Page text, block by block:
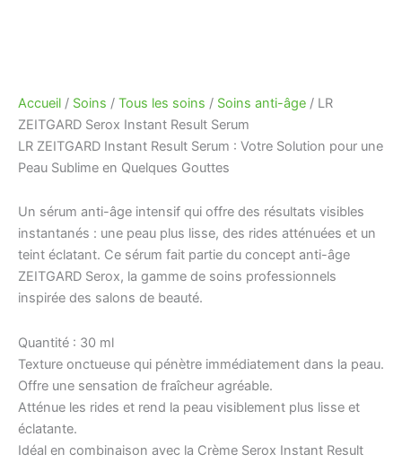
Accueil / Soins / Tous les soins / Soins anti-âge / LR
ZEITGARD Serox Instant Result Serum
LR ZEITGARD Instant Result Serum : Votre Solution pour une
Peau Sublime en Quelques Gouttes
Un sérum anti-âge intensif qui offre des résultats visibles
instantanés : une peau plus lisse, des rides atténuées et un
teint éclatant. Ce sérum fait partie du concept anti-âge
ZEITGARD Serox, la gamme de soins professionnels
inspirée des salons de beauté.
Quantité : 30 ml
Texture onctueuse qui pénètre immédiatement dans la peau.
Offre une sensation de fraîcheur agréable.
Atténue les rides et rend la peau visiblement plus lisse et
éclatante.
Idéal en combinaison avec la Crème Serox Instant Result